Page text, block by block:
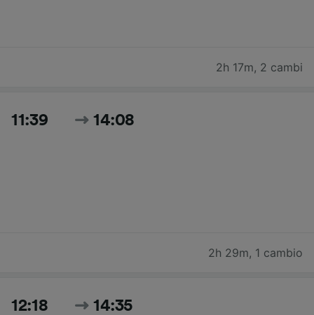
2h 17m, 2 cambi
11:39 14:08
2h 29m, 1 cambio
12:18 14:35